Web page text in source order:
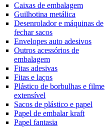
Caixas de embalagem
Guilhotina metálica
Desenrolador e máquinas de
fechar sacos
Envelopes auto adesivos
Outros acessórios de
embalagem
Fitas adesivas
Fitas e laços
Plástico de borbulhas e filme
extensível
Sacos de plástico e papel
Papel de embalar kraft
Papel fantasia